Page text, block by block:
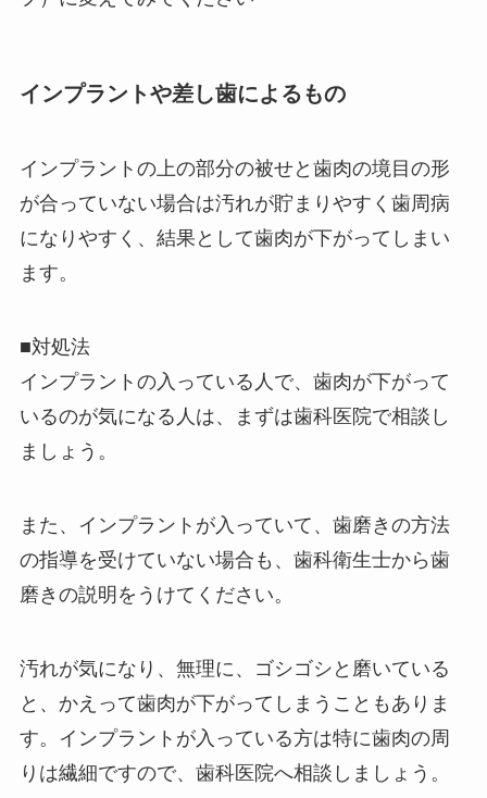
インプラントや差し歯によるもの
インプラントの上の部分の被せと歯肉の境目の形
が合っていない場合は汚れが貯まりやすく歯周病
になりやすく、結果として歯肉が下がってしまい
ます。
■対処法
インプラントの入っている人で、歯肉が下がって
いるのが気になる人は、まずは歯科医院で相談し
ましょう。
また、インプラントが入っていて、歯磨きの方法
の指導を受けていない場合も、歯科衛生士から歯
磨きの説明をうけてください。
汚れが気になり、無理に、ゴシゴシと磨いている
と、かえって歯肉が下がってしまうこともありま
す。インプラントが入っている方は特に歯肉の周
りは繊細ですので、歯科医院へ相談しましょう。